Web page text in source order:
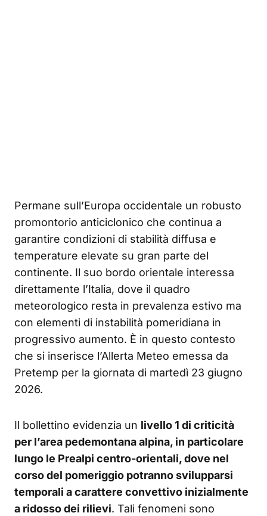
Permane sull’Europa occidentale un robusto
promontorio anticiclonico che continua a
garantire condizioni di stabilità diffusa e
temperature elevate su gran parte del
continente. Il suo bordo orientale interessa
direttamente l’Italia, dove il quadro
meteorologico resta in prevalenza estivo ma
con elementi di instabilità pomeridiana in
progressivo aumento. È in questo contesto
che si inserisce l’Allerta Meteo emessa da
Pretemp per la giornata di martedì 23 giugno
2026.
Il bollettino evidenzia un livello 1 di criticità
per l’area pedemontana alpina, in particolare
lungo le Prealpi centro-orientali, dove nel
corso del pomeriggio potranno svilupparsi
temporali a carattere convettivo inizialmente
a ridosso dei rilievi. Tali fenomeni sono